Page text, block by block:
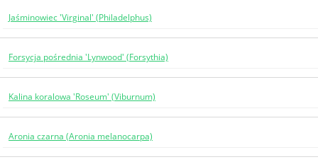
Jaśminowiec 'Virginal' (Philadelphus)
Forsycja pośrednia 'Lynwood' (Forsythia)
Kalina koralowa 'Roseum' (Viburnum)
Aronia czarna (Aronia melanocarpa)